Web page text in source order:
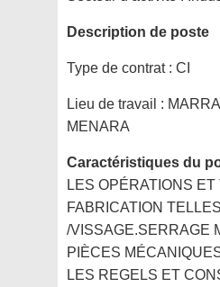
Description de poste
Type de contrat : CI
Lieu de travail :
MENARA
Caractéristiques du
LES OPÉRATIONS
FABRICATION
/VISSAGE.SERRAGE
PIÈCES
LES REGELS ET